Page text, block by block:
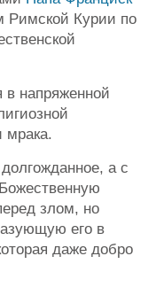
Римской Курии по
напряженной
мрака.
а с
злом, но
его в
даже добро